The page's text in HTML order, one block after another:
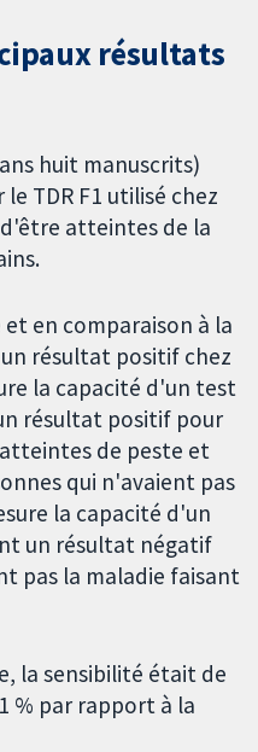
résultats
huit manuscrits)
TDR F1 utilisé chez
atteintes de la
en comparaison à la
résultat positif chez
la capacité d'un test
résultat positif pour
de peste et
qui n'avaient pas
la capacité d'un
un résultat négatif
pas la maladie faisant
la sensibilité était de
% par rapport à la